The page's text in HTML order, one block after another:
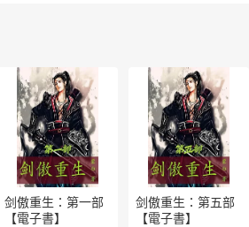
剑傲重生：第一部
【電子書】
剑傲重生：第五部
【電子書】